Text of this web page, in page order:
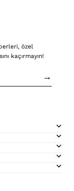
özel
kaçırmayın!
→